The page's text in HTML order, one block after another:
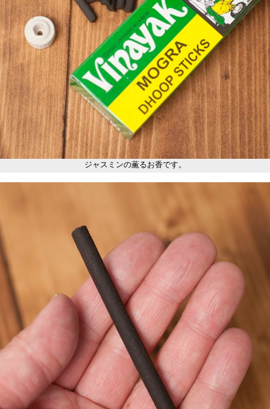
ジャスミンの薫るお香です。